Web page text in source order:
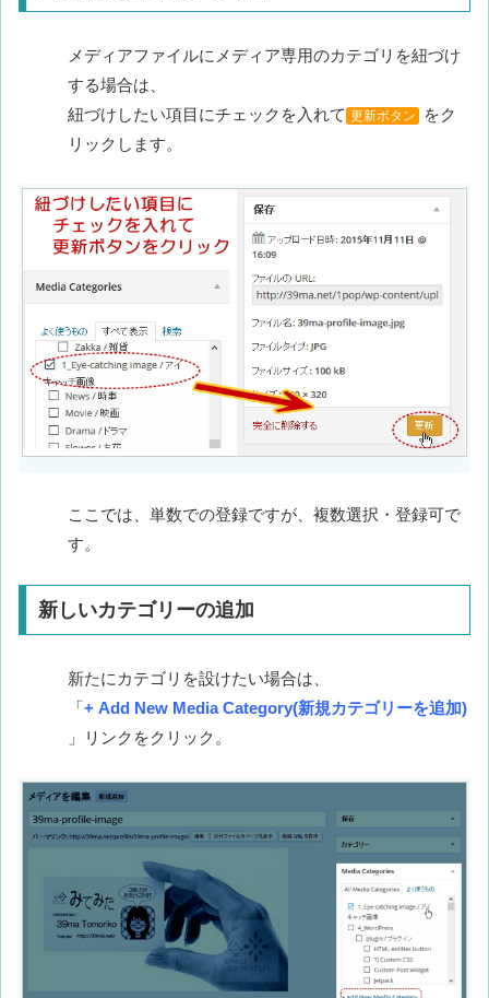
メディアファイルにメディア専用のカテゴリを紐づけ
する場合は、
紐づけしたい項目にチェックを入れて 更新ボタン
をク
リックします。
ここでは、単数での登録ですが、複数選択・登録可で
す。
新しいカテゴリーの追加
新たにカテゴリを設けたい場合は、
「+ Add New Media Category(新規カテゴリーを追加)
」リンクをクリック。